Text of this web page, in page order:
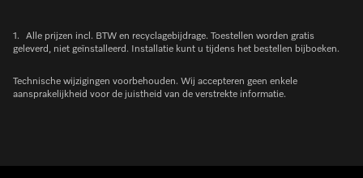
1.
Alle prijzen incl. BTW en recyclagebijdrage. Toestellen worden gratis
geleverd, niet geïnstalleerd. Installatie kunt u tijdens het bestellen bijboeken.
Technische wijzigingen voorbehouden. Wij accepteren geen enkele
aansprakelijkheid voor de juistheid van de verstrekte informatie.